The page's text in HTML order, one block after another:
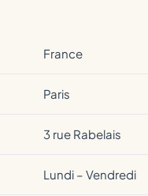
France
Paris
3 rue Rabelais
Lundi – Vendredi